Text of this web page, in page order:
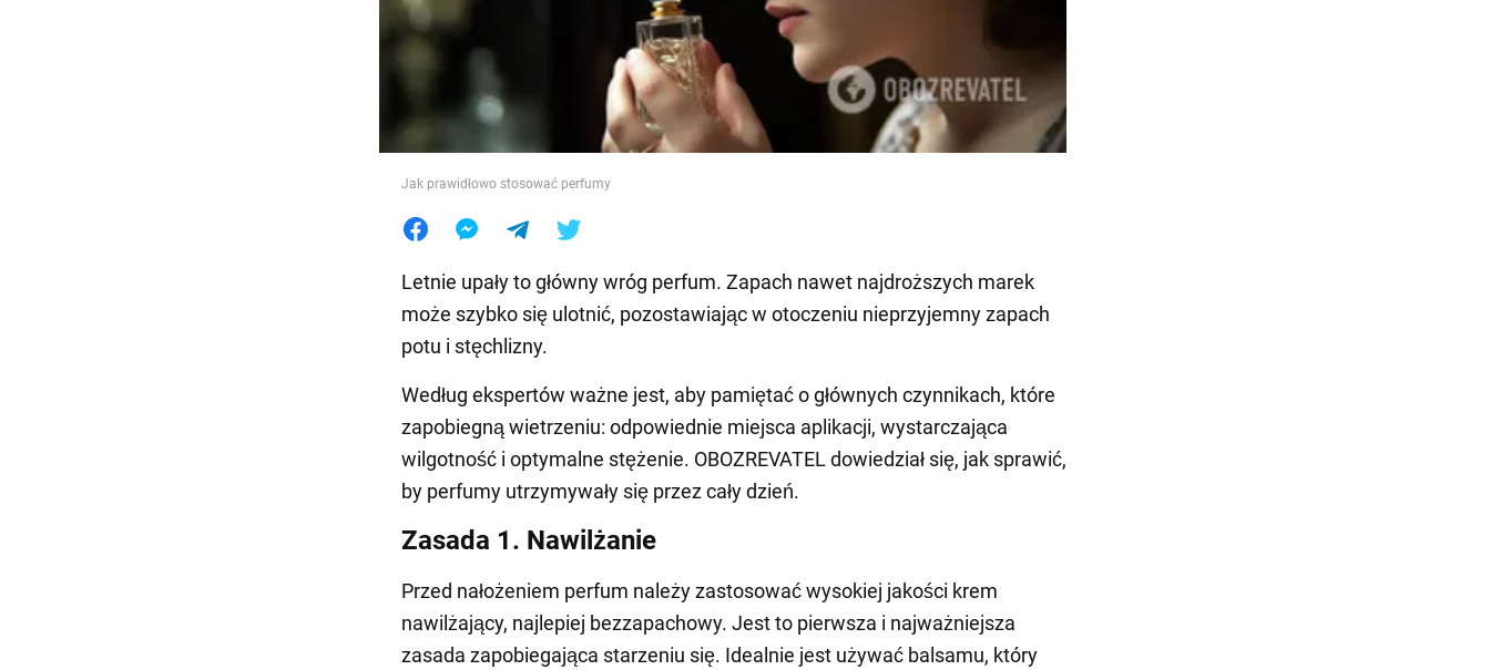
Jedzenie
Jak prawidłowo stosować perfumy
Letnie upały to główny wróg perfum. Zapach nawet najdroższych marek
może szybko się ulotnić, pozostawiając w otoczeniu nieprzyjemny zapach
potu i stęchlizny.
Według ekspertów ważne jest, aby pamiętać o głównych czynnikach, które
zapobiegną wietrzeniu: odpowiednie miejsca aplikacji, wystarczająca
wilgotność i optymalne stężenie. OBOZREVATEL dowiedział się, jak sprawić,
by perfumy utrzymywały się przez cały dzień.
Zasada 1. Nawilżanie
Przed nałożeniem perfum należy zastosować wysokiej jakości krem
nawilżający, najlepiej bezzapachowy. Jest to pierwsza i najważniejsza
zasada zapobiegająca starzeniu się. Idealnie jest używać balsamu, który